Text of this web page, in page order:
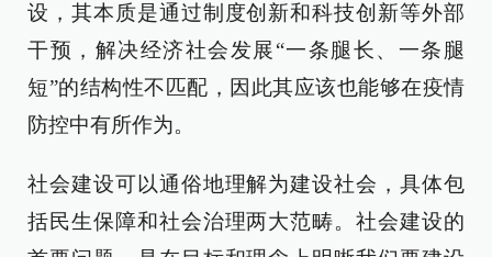
设，其本质是通过制度创新和科技创新等外部
干预，解决经济社会发展“一条腿长、一条腿
短”的结构性不匹配，因此其应该也能够在疫情
防控中有所作为。
社会建设可以通俗地理解为建设社会，具体包
括民生保障和社会治理两大范畴。社会建设的